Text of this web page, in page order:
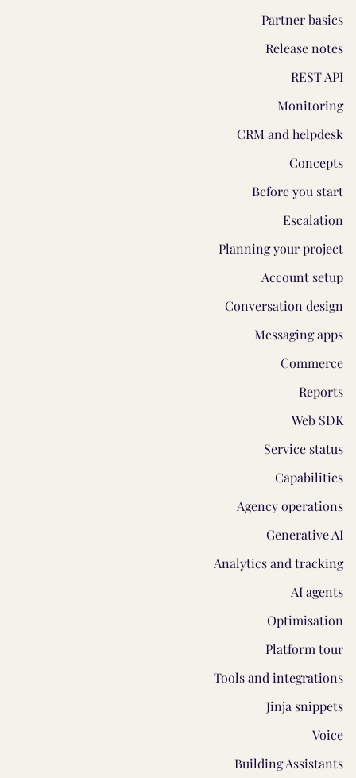
Partner basics
Release notes
REST API
Monitoring
CRM and helpdesk
Concepts
Before you start
Escalation
Planning your project
Account setup
Conversation design
Messaging apps
Commerce
Reports
Web SDK
Service status
Capabilities
Agency operations
Generative AI
Analytics and tracking
AI agents
Optimisation
Platform tour
Tools and integrations
Jinja snippets
Voice
Building Assistants